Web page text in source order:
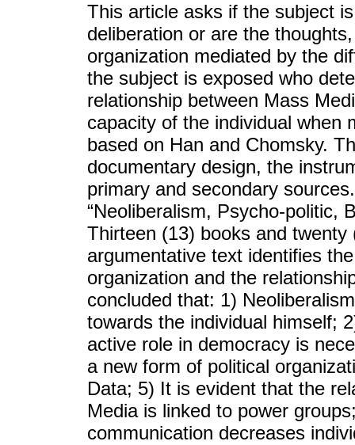
This article asks if the subject
deliberation or are the
organization mediated by the
the subject is exposed who
relationship between Mass
capacity of the individual when
based on Han and Chomsky.
documentary design, the
primary and secondary
“Neoliberalism, Psycho-politic,
Thirteen (13) books and
argumentative text identifies
organization and the
concluded that: 1)
towards the individual himself;
active role in democracy is
a new form of political
Data; 5) It is evident that the
Media is linked to power
communication decreases